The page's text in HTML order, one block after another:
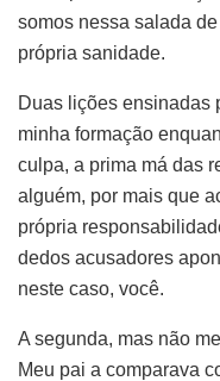
somos nessa salada
própria sanidade.
Duas lições ensinadas
minha formação
culpa, a prima má das
alguém, por mais que
própria
dedos acusadores
neste caso, você.
A segunda, mas não
Meu pai a comparava